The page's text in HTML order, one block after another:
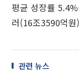
평균 성장률
러(16조3590억
관련 뉴스